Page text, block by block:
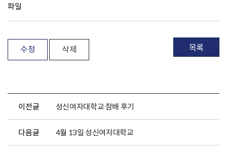
파일
수정 삭제 목록
이전글 성신여자대학교 참배 후기
다음글 4월 13일 성신여자대학교